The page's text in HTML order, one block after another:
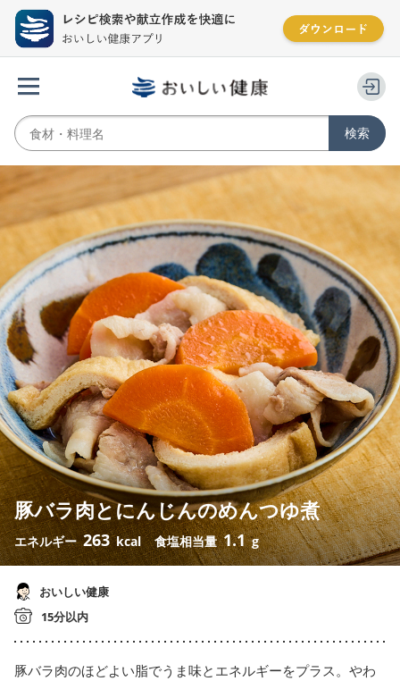
豚バラ肉とにんじんのめんつゆ煮
エネルギー 263 kcal 食塩相当量1.1 g
おいしい健康
15分以内
豚バラ肉のほどよい脂でうま味とエネルギーをプラス。やわ